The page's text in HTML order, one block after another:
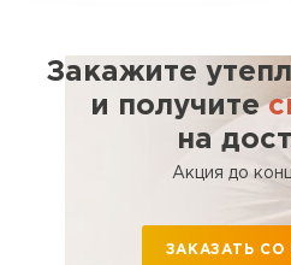
Закажите
и получите
на
Акция до
ЗАКАЗАТЬ СО